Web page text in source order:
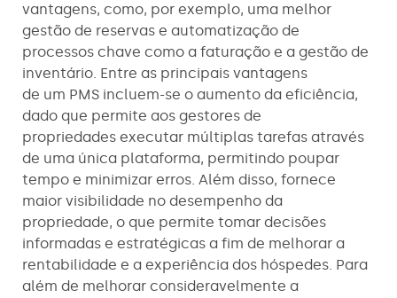
vantagens, como, por exemplo, uma melhor
gestão de reservas e automatização de
processos chave como a faturação e a gestão de
inventário. Entre as principais vantagens
de um PMS incluem-se o aumento da eficiência,
dado que permite aos gestores de
propriedades executar múltiplas tarefas através
de uma única plataforma, permitindo poupar
tempo e minimizar erros. Além disso, fornece
maior visibilidade no desempenho da
propriedade, o que permite tomar decisões
informadas e estratégicas a fim de melhorar a
rentabilidade e a experiência dos hóspedes. Para
além de melhorar consideravelmente a